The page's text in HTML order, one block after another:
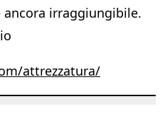
ancora irraggiungibile.
attrezzatura/